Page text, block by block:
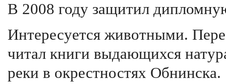
В 2008 году защитил
Интересуется животными.
читал книги выдающихся
реки в окрестностях Обнинска.